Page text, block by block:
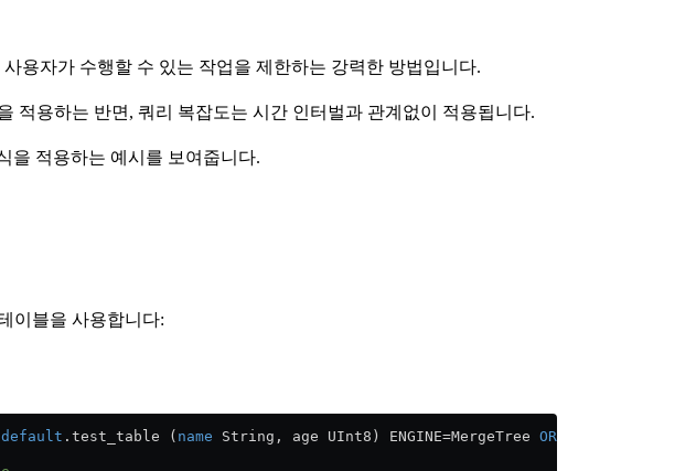
사용자가 수행할 수 있는 작업을 제한하는 강력한 방법입니다.
적용하는 반면, 쿼리 복잡도는 시간 인터벌과 관계없이 적용됩니다.
을 적용하는 예시를 보여줍니다.
이블을 사용합니다:
default .test_table ( name String, age UInt8) ENGINE=MergeTree ORDER BY